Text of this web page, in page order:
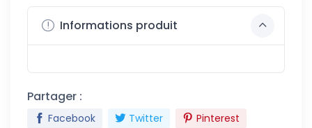
Informations produit
Partager :
Facebook Twitter Pinterest